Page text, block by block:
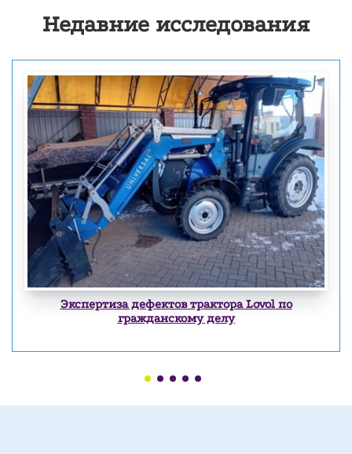
Экспертиза трактора
Экспертиза погрузчика
Экспертиза снегоуборщика
Экспертиза навесного оборудования к тракторам
Экспертизв штабелера
Недавние исследования
Экспертиза дефектов трактора Lovol по
гражданскому делу